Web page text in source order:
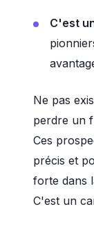
C'est
Ne pas
perdre un
Ces
précis et
forte dans
C'est un